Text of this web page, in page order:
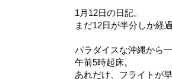
1月12日の日記。
まだ12日が半分しか経
パラダイスな沖縄から
午前5時起床。
あれだけ、フライトが